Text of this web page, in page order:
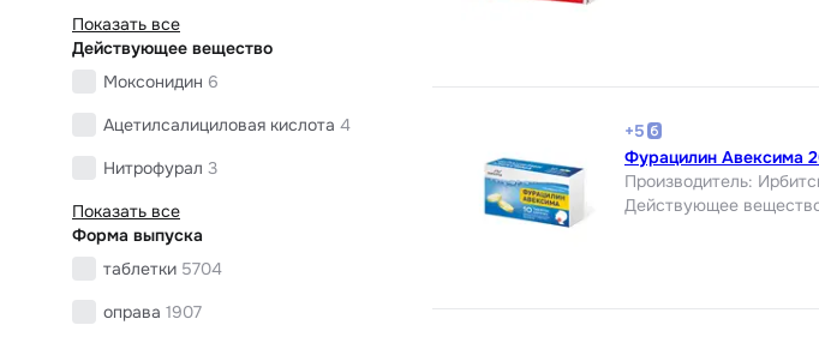
Показать все
Действующее вещество
Моксонидин 6
Ацетилсалициловая кислота 4
Нитрофурал 3
Показать все
Форма выпуска
таблетки 5704
оправа 1907
+5
Фурацилин Авексима
Производитель:
Действующее